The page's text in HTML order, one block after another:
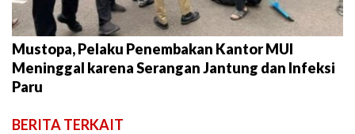
Mustopa, Pelaku Penembakan Kantor MUI
Meninggal karena Serangan Jantung dan Infeksi
Paru
BERITA TERKAIT